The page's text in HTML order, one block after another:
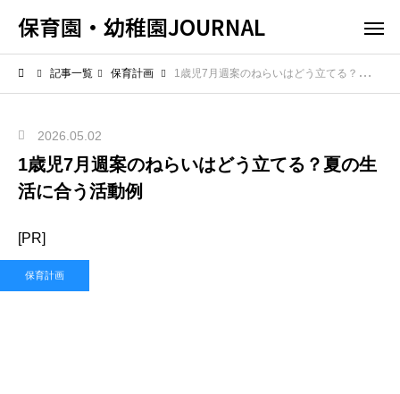
保育園・幼稚園JOURNAL
記事一覧 保育計画 1歳児7月週案のねらいはどう立てる？夏の生活に合う活動例
2026.05.02
1歳児7月週案のねらいはどう立てる？夏の生
活に合う活動例
[PR]
保育計画